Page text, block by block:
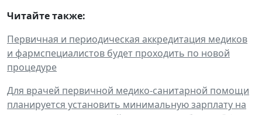
Читайте также:
Первичная и периодическая аккредитация медиков
и фармспециалистов будет проходить по новой
процедуре
Для врачей первичной медико-санитарной помощи
планируется установить минимальную зарплату на